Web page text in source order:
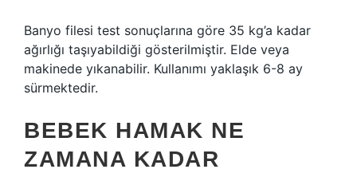
Banyo filesi test sonuçlarına göre 35 kg’a kadar
ağırlığı taşıyabildiği gösterilmiştir. Elde veya
makinede yıkanabilir. Kullanımı yaklaşık 6-8 ay
sürmektedir.
BEBEK HAMAK NE
ZAMANA KADAR